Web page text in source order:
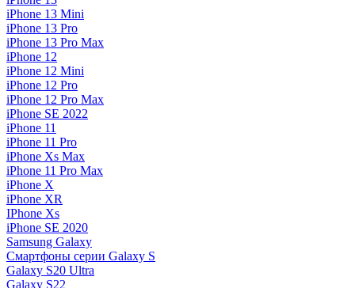
iPhone 13 Mini
iPhone 13 Pro
iPhone 13 Pro Max
iPhone 12
iPhone 12 Mini
iPhone 12 Pro
iPhone 12 Pro Max
iPhone SE 2022
iPhone 11
iPhone 11 Pro
iPhone Xs Max
iPhone 11 Pro Max
iPhone X
iPhone XR
IPhone Xs
iPhone SE 2020
Samsung Galaxy
Смартфоны серии Galaxy S
Galaxy S20 Ultra
Galaxy S22